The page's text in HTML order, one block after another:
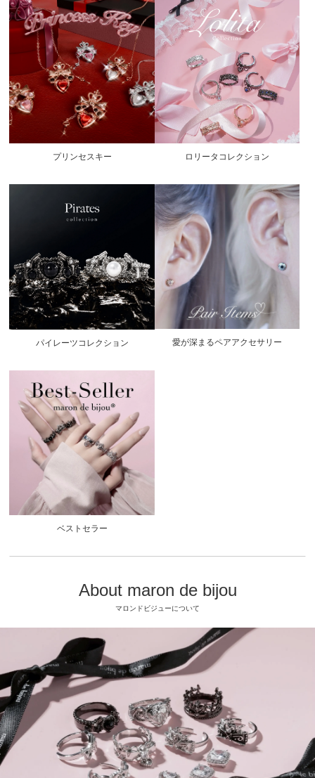
プリンセスキー ロリータコレクション
パイレーツコレクション 愛が深まるペアアクセサリー
ベストセラー
About maron de bijou
マロンドビジューについて